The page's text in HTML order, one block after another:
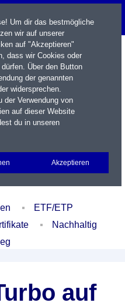
Portfolio Login
ETF/ETP
Nachhaltig
auf
Um dir das bestmögliche
wir auf unserer
auf "Akzeptieren"
dass wir Cookies oder
Über den Button
der genannten
widersprechen.
der Verwendung von
auf dieser Website
du in unseren
Akzeptieren